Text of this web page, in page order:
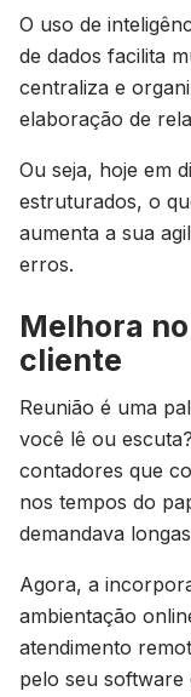
O uso de
de dados facilita
centraliza e
elaboração de
Ou seja, hoje em
estruturados, o
aumenta a sua
erros.
Melhora
cliente
Reunião é uma
você lê ou
contadores que
nos tempos do
demandava
Agora, a
ambientação
atendimento
pelo seu